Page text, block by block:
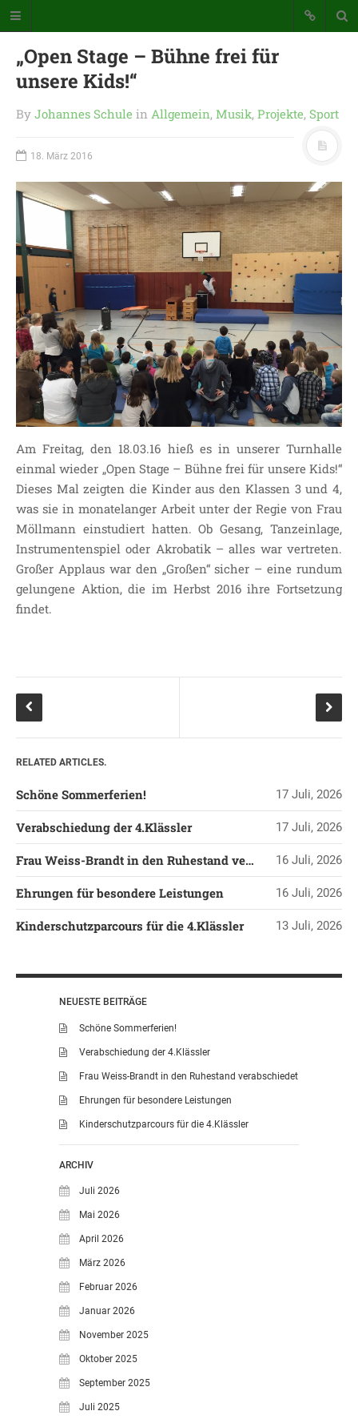
Katholische Grundschule der
Stadt Warstein
SCHULE
UNSER SCHULTAG
KONTAKT
SDUI
TERMINE
ELTERNBETEILIGUNG-
UND MITWIRKUNG
DAS TEAM DER
JOHANNESSCHULE
KOLLEGIUM
OGGS
KLASSEN
KLASSE 1 ESSER
KLASSE 2 MÖLLMANN
KLASSE 3A LANGENEKE
KLASSE 3B BUDEUS
KLASSE 4 DURRANT
GANZTAGSGRUNDSCHULE
FÖRDERVEREIN
KOOPERATIONEN
DATENSCHUTZERKLÄRUNG
IMPRESSUM
„Open Stage – Bühne frei für
unsere Kids!“
By Johannes Schule in Allgemein, Musik, Projekte, Sport
18. März 2016
Am Freitag, den 18.03.16 hieß es in unserer Turnhalle
einmal wieder „Open Stage – Bühne frei für unsere Kids!“
Dieses Mal zeigten die Kinder aus den Klassen 3 und 4,
was sie in monatelanger Arbeit unter der Regie von Frau
Möllmann einstudiert hatten. Ob Gesang, Tanzeinlage,
Instrumentenspiel oder Akrobatik – alles war vertreten.
Großer Applaus war den „Großen“ sicher – eine rundum
gelungene Aktion, die im Herbst 2016 ihre Fortsetzung
findet.
RELATED ARTICLES.
Schöne Sommerferien! 17 Juli, 2026
Verabschiedung der 4.Klässler 17 Juli, 2026
Frau Weiss-Brandt in den Ruhestand verabschiedet 16 Juli, 2026
Ehrungen für besondere Leistungen 16 Juli, 2026
Kinderschutzparcours für die 4.Klässler 13 Juli, 2026
NEUESTE BEITRÄGE
Schöne Sommerferien!
Verabschiedung der 4.Klässler
Frau Weiss-Brandt in den Ruhestand verabschiedet
Ehrungen für besondere Leistungen
Kinderschutzparcours für die 4.Klässler
ARCHIV
Juli 2026
Mai 2026
April 2026
März 2026
Februar 2026
Januar 2026
November 2025
Oktober 2025
September 2025
Juli 2025